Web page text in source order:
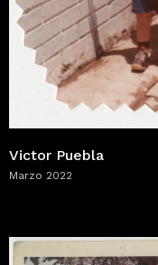
Victor Puebla
Marzo 2022